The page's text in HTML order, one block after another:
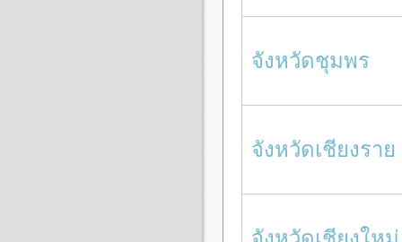
จังหวัดชุมพร
จังหวัดเชียงราย